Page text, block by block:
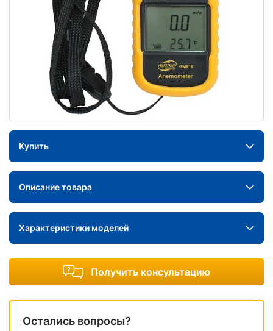
Купить
Описание товара
Характеристики моделей
Получить консультацию
Остались вопросы?